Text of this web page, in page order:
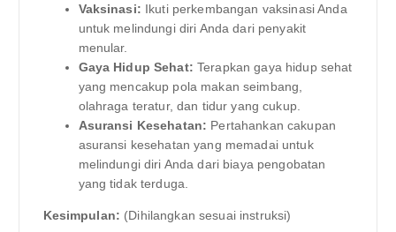
Vaksinasi: Ikuti perkembangan vaksinasi Anda
untuk melindungi diri Anda dari penyakit
menular.
Gaya Hidup Sehat: Terapkan gaya hidup sehat
yang mencakup pola makan seimbang,
olahraga teratur, dan tidur yang cukup.
Asuransi Kesehatan: Pertahankan cakupan
asuransi kesehatan yang memadai untuk
melindungi diri Anda dari biaya pengobatan
yang tidak terduga.
Kesimpulan: (Dihilangkan sesuai instruksi)